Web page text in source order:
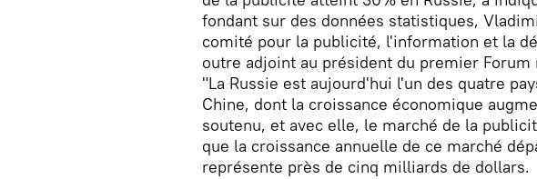
fondant sur des données statistiques,
comité pour la publicité, l'information et la
outre adjoint au président du premier
"La Russie est aujourd'hui l'un des quatre
Chine, dont la croissance économique
soutenu, et avec elle, le marché de la
que la croissance annuelle de ce marché
représente près de cinq milliards de dollars.